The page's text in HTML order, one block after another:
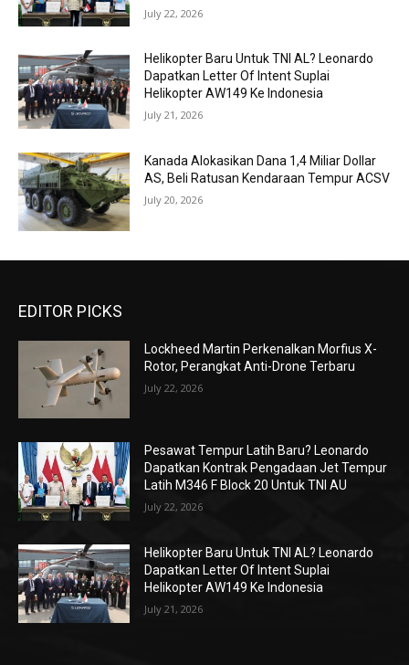
July 22, 2026
Helikopter Baru Untuk TNI AL? Leonardo
Dapatkan Letter Of Intent Suplai
Helikopter AW149 Ke Indonesia
July 21, 2026
Kanada Alokasikan Dana 1,4 Miliar Dollar
AS, Beli Ratusan Kendaraan Tempur ACSV
July 20, 2026
EDITOR PICKS
Lockheed Martin Perkenalkan Morfius X-
Rotor, Perangkat Anti-Drone Terbaru
July 22, 2026
Pesawat Tempur Latih Baru? Leonardo
Dapatkan Kontrak Pengadaan Jet Tempur
Latih M346 F Block 20 Untuk TNI AU
July 22, 2026
Helikopter Baru Untuk TNI AL? Leonardo
Dapatkan Letter Of Intent Suplai
Helikopter AW149 Ke Indonesia
July 21, 2026